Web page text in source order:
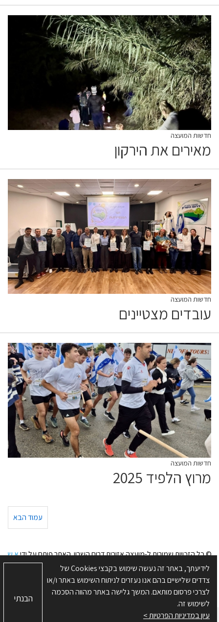
חדשות המועצה
מאירים את הירקון
חדשות המועצה
עובדים מצטיינים
חדשות המועצה
מרוץ הלפיד 2025
עמוד הבא
© כל הזכויות שמורות ל-מועצה אזורית דרום השרון. האתר פותח על ידיא.ש
בינה
מפת האתר| תנאי שימוש|מדיניות פרטיות|הצהרת נגישות
העדפות Cookies
לידיעתך, באתר זה נעשה שימוש בקבצי Cookies של
צדדים שלישיים בהם אנו נעזרים לניתוח השימוש באתר ו/או
לצרכי פרסום מותאם. המשך גלישה באתר מהווה הסכמה
לשימוש זה.
עיון במדיניות הפרטיות >
הבנתי